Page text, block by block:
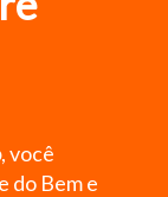
, você
do Bem e